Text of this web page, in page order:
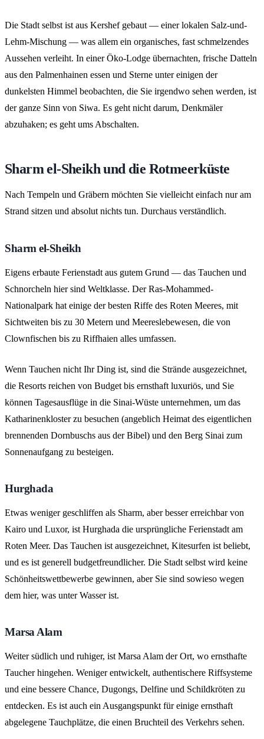
Die Stadt selbst ist aus Kershef gebaut — einer lokalen Salz-und-
Lehm-Mischung — was allem ein organisches, fast schmelzendes
Aussehen verleiht. In einer Öko-Lodge übernachten, frische Datteln
aus den Palmenhainen essen und Sterne unter einigen der
dunkelsten Himmel beobachten, die Sie irgendwo sehen werden, ist
der ganze Sinn von Siwa. Es geht nicht darum, Denkmäler
abzuhaken; es geht ums Abschalten.
Sharm el-Sheikh und die Rotmeerküste
Nach Tempeln und Gräbern möchten Sie vielleicht einfach nur am
Strand sitzen und absolut nichts tun. Durchaus verständlich.
Sharm el-Sheikh
Eigens erbaute Ferienstadt aus gutem Grund — das Tauchen und
Schnorcheln hier sind Weltklasse. Der Ras-Mohammed-
Nationalpark hat einige der besten Riffe des Roten Meeres, mit
Sichtweiten bis zu 30 Metern und Meereslebewesen, die von
Clownfischen bis zu Riffhaien alles umfassen.
Wenn Tauchen nicht Ihr Ding ist, sind die Strände ausgezeichnet,
die Resorts reichen von Budget bis ernsthaft luxuriös, und Sie
können Tagesausflüge in die Sinai-Wüste unternehmen, um das
Katharinenkloster zu besuchen (angeblich Heimat des eigentlichen
brennenden Dornbuschs aus der Bibel) und den Berg Sinai zum
Sonnenaufgang zu besteigen.
Hurghada
Etwas weniger geschliffen als Sharm, aber besser erreichbar von
Kairo und Luxor, ist Hurghada die ursprüngliche Ferienstadt am
Roten Meer. Das Tauchen ist ausgezeichnet, Kitesurfen ist beliebt,
und es ist generell budgetfreundlicher. Die Stadt selbst wird keine
Schönheitswettbewerbe gewinnen, aber Sie sind sowieso wegen
dem hier, was unter Wasser ist.
Marsa Alam
Weiter südlich und ruhiger, ist Marsa Alam der Ort, wo ernsthafte
Taucher hingehen. Weniger entwickelt, authentischere Riffsysteme
und eine bessere Chance, Dugongs, Delfine und Schildkröten zu
entdecken. Es ist auch ein Ausgangspunkt für einige ernsthaft
abgelegene Tauchplätze, die einen Bruchteil des Verkehrs sehen.